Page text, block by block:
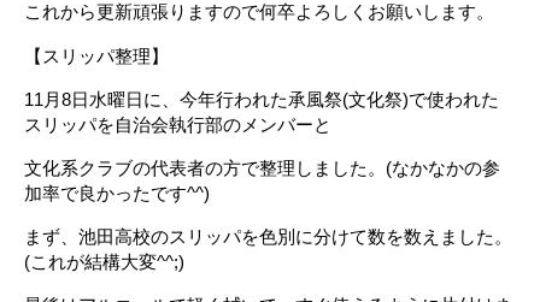
これから更新頑張りますので何卒よろしくお願いします。
【スリッパ整理】
11月8日水曜日に、今年行われた承風祭(文化祭)で使われた
スリッパを自治会執行部のメンバーと
文化系クラブの代表者の方で整理しました。(なかなかの参
加率で良かったです^^)
まず、池田高校のスリッパを色別に分けて数を数えました。
(これが結構大変^^;)